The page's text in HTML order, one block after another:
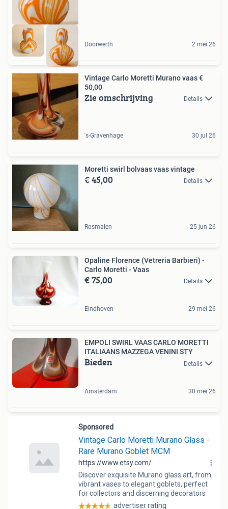
Doorwerth 2 mei 26
Vintage Carlo Moretti Murano vaas €
50,00
Zie omschrijving Details
's-Gravenhage 30 jul 26
Moretti swirl bolvaas vaas vintage
€ 45,00 Details
Rosmalen 25 jun 26
Opaline Florence (Vetreria Barbieri) -
Carlo Moretti - Vaas
€ 75,00 Details
Eindhoven 29 mei 26
EMPOLI SWIRL VAAS CARLO MORETTI
ITALIAANS MAZZEGA VENINI STY
Bieden Details
Amsterdam 30 mei 26